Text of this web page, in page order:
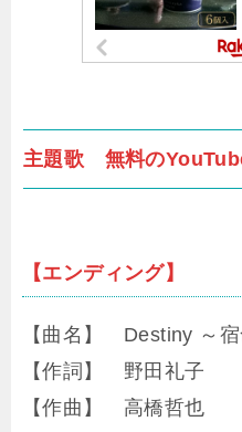
主題歌 無料の
【エンディング】
【曲名】 Destiny ～宿
【作詞】 野田礼子
【作曲】 高橋哲也